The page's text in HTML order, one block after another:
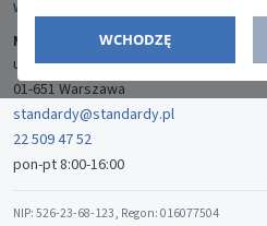
WCHODZĘ
WYDAWCA
Media-Press Sp. z o.o.
ul. Gwiaździsta 7B/8
01-651 Warszawa
standardy@standardy.pl
22 509 47 52
pon-pt 8:00-16:00
NIP: 526-23-68-123, Regon: 016077504